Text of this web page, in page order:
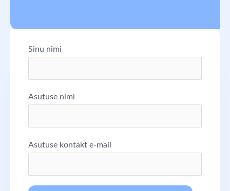
Sinu nimi
Asutuse nimi
Asutuse kontakt e-mail